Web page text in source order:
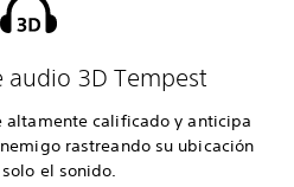
audio 3D Tempest
altamente calificado y anticipa
rastreando su ubicación
el sonido.